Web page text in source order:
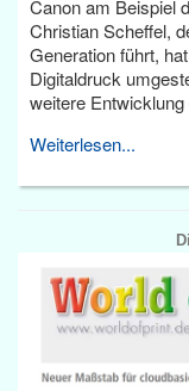
Canon am Beispiel
Christian Scheffel,
Generation führt,
Digitaldruck
weitere
Weiterlesen...